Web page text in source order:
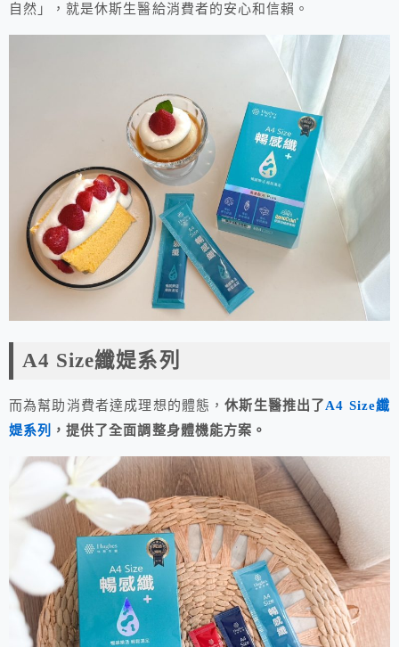
自然」，就是休斯生醫給消費者的安心和信賴。
A4 Size纖媞系列
而為幫助消費者達成理想的體態，休斯生醫推出了A4 Size纖
媞系列
，提供了全面調整身體機能方案。